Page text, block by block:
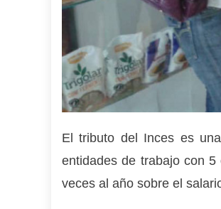
El tributo del Inces es
entidades de trabajo con
veces al año sobre el